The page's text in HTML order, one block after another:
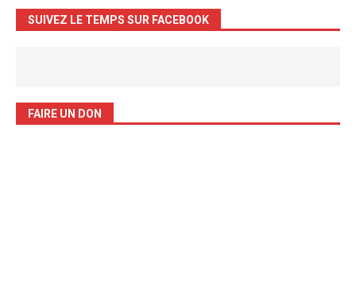
SUIVEZ LE TEMPS SUR FACEBOOK
FAIRE UN DON